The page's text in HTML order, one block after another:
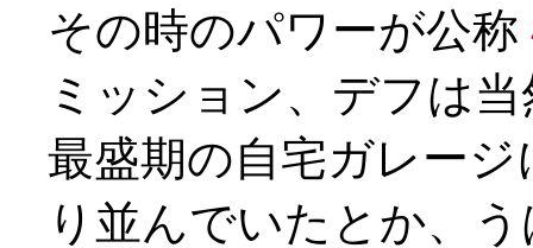
その時のパワーが公称
ミッション、デフは
最盛期の自宅ガレー
り並んでいたとか、